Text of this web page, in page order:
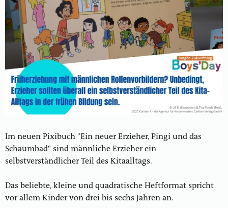
Im neuen Pixibuch "Ein neuer Erzieher, Pingi und das
Schaumbad" sind männliche Erzieher ein
selbstverständlicher Teil des Kitaalltags.
Das beliebte, kleine und quadratische Heftformat spricht
vor allem Kinder von drei bis sechs Jahren an.